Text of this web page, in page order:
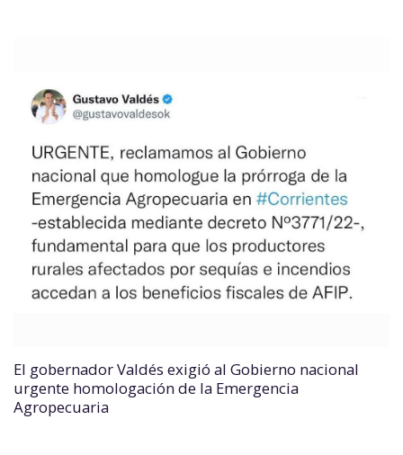
El gobernador Valdés exigió al Gobierno nacional
urgente homologación de la Emergencia
Agropecuaria